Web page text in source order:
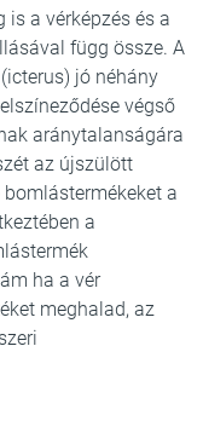
a vérképzés és a
függ össze. A
jó néhány
végső
aránytalanságára
az újszülött
a
a
ha a vér
meghalad, az